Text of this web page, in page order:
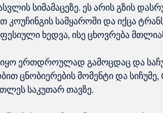
სიმამაცეზე. ეს არის გზის
სამყაროში და იქცა
ხედვა, ისე ცხოვრება
იყო ერთდროულად გამოცდაც და
ცნობიერების მომენტი და
საკუთარ თავზე.